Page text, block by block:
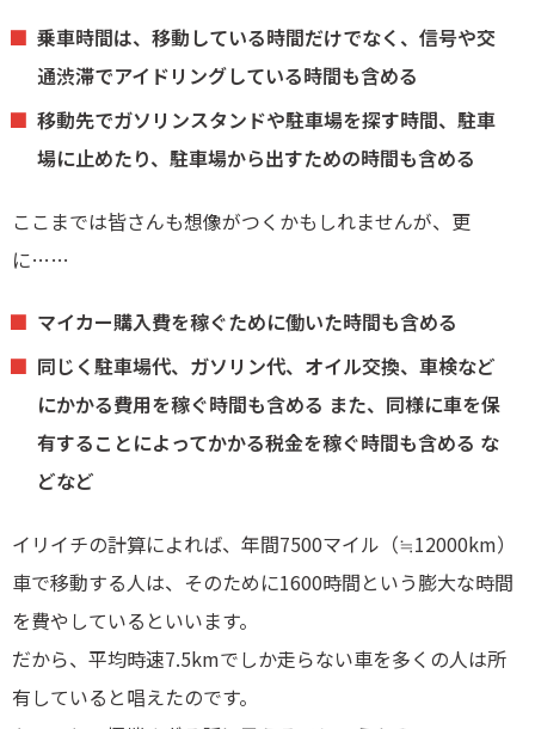
乗車時間は、移動している時間だけでなく、信号や交
通渋滞でアイドリングしている時間も含める
移動先でガソリンスタンドや駐車場を探す時間、駐車
場に止めたり、駐車場から出すための時間も含める
ここまでは皆さんも想像がつくかもしれませんが、更
に……
マイカー購入費を稼ぐために働いた時間も含める
同じく駐車場代、ガソリン代、オイル交換、車検など
にかかる費用を稼ぐ時間も含める また、同様に車を保
有することによってかかる税金を稼ぐ時間も含める な
どなど
イリイチの計算によれば、年間7500マイル（≒12000km）
車で移動する人は、そのために1600時間という膨大な時間
を費やしているといいます。
だから、平均時速7.5kmでしか走らない車を多くの人は所
有していると唱えたのです。